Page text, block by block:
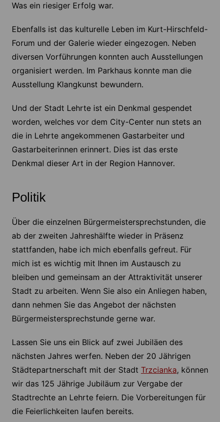
Was ein riesiger Erfolg war.
Ebenfalls ist das kulturelle Leben im Kurt-Hirschfeld-
Forum und der Galerie wieder eingezogen. Neben
diversen Vorführungen konnten auch Ausstellungen
organisiert werden. Im Parkhaus konnte man die
Ausstellung Klangkunst bewundern.
Und der Stadt Lehrte ist ein Denkmal gespendet
worden, welches vor dem City-Center nun stets an
die in Lehrte angekommenen Gastarbeiter und
Gastarbeiterinnen erinnert. Dies ist das erste
Denkmal dieser Art in der Region Hannover.
Politik
Über die einzelnen Bürgermeistersprechstunden, die
ab der zweiten Jahreshälfte wieder in Präsenz
stattfanden, habe ich mich ebenfalls gefreut. Für
mich ist es wichtig mit Ihnen im Austausch zu
bleiben und gemeinsam an der Attraktivität unserer
Stadt zu arbeiten. Wenn Sie also ein Anliegen haben,
dann nehmen Sie das Angebot der nächsten
Bürgermeistersprechstunde gerne war.
Lassen Sie uns ein Blick auf zwei Jubiläen des
nächsten Jahres werfen. Neben der 20 Jährigen
Städtepartnerschaft mit der Stadt Trzcianka, können
wir das 125 Jährige Jubiläum zur Vergabe der
Stadtrechte an Lehrte feiern. Die Vorbereitungen für
die Feierlichkeiten laufen bereits.